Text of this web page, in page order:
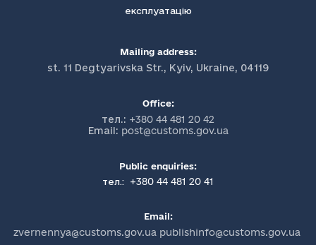
експлуатацію
Mailing address:
st. 11 Degtyarivska Str., Kyiv, Ukraine, 04119
Office:
тел.: +380 44 481 20 42
Email: post@customs.gov.ua
Public enquiries:
тел.:
+380 44 481 20 41
Email:
zvernennya@customs.gov.ua publishinfo@customs.gov.ua